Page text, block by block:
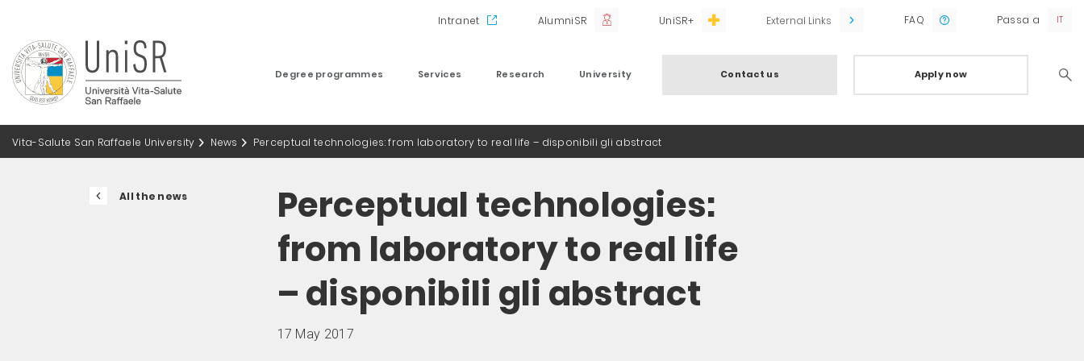
Intranet AlumniSR UniSR+ External Links FAQ Passa a
Degree programmes Services Research University Contact us Apply now
Vita-Salute San Raffaele University News Perceptual technologies: from laboratory to real life – disponibili gli abstract
All the news
Perceptual technologies:
from laboratory to real life
– disponibili gli abstract
17 May 2017